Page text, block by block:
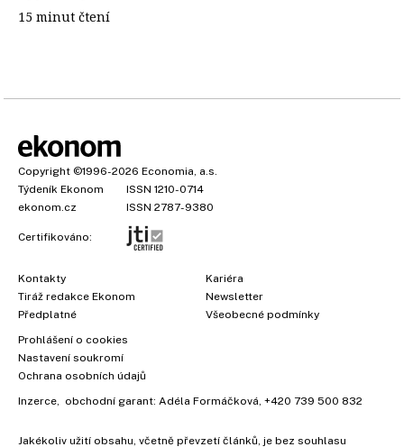
15 minut čtení
Copyright ©1996-2026 Economia, a.s.
Týdeník Ekonom
ISSN 1210-0714
ekonom.cz
ISSN 2787-9380
Certifikováno:
Kontakty
Tiráž redakce Ekonom
Předplatné
Kariéra
Newsletter
Všeobecné podmínky
Prohlášení o cookies
Nastavení soukromí
Ochrana osobních údajů
Inzerce , obchodní garant: Adéla Formáčková +420 739 500 832
Jakékoliv užití obsahu, včetně převzetí článků, je bez souhlasu